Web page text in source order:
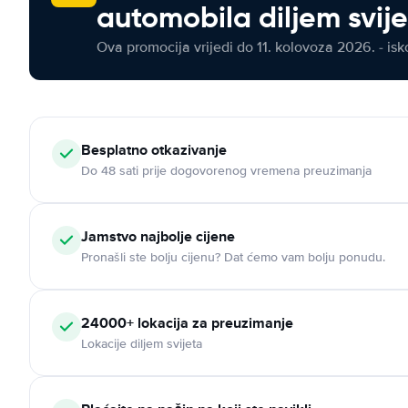
automobila diljem
Ova promocija vrijedi do 11. kolovoza 2026. -
Besplatno otkazivanje
Do 48 sati prije dogovorenog vremena preuzimanja
Jamstvo najbolje cijene
Pronašli ste bolju cijenu? Dat ćemo vam bolju ponudu.
24000+ lokacija za preuzimanje
Lokacije diljem svijeta